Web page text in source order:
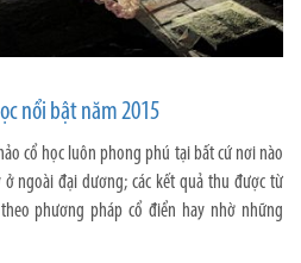
nổi bật năm 2015
cổ học luôn phong phú tại bất cứ nơi nào
ngoài đại dương; các kết quả thu được từ
phương pháp cổ điển hay nhờ những